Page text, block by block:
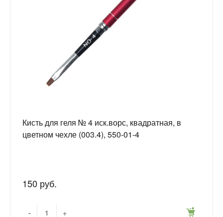
Кисть для геля № 4 иск.ворс, квадратная, в
цветном чехле (003.4), 550-01-4
150 руб.
- +